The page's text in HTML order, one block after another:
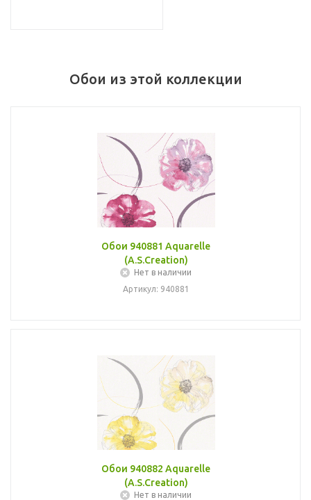
Обои из этой коллекции
Обои 940881 Aquarelle
(A.S.Creation)
Нет в наличии
Артикул: 940881
Обои 940882 Aquarelle
(A.S.Creation)
Нет в наличии